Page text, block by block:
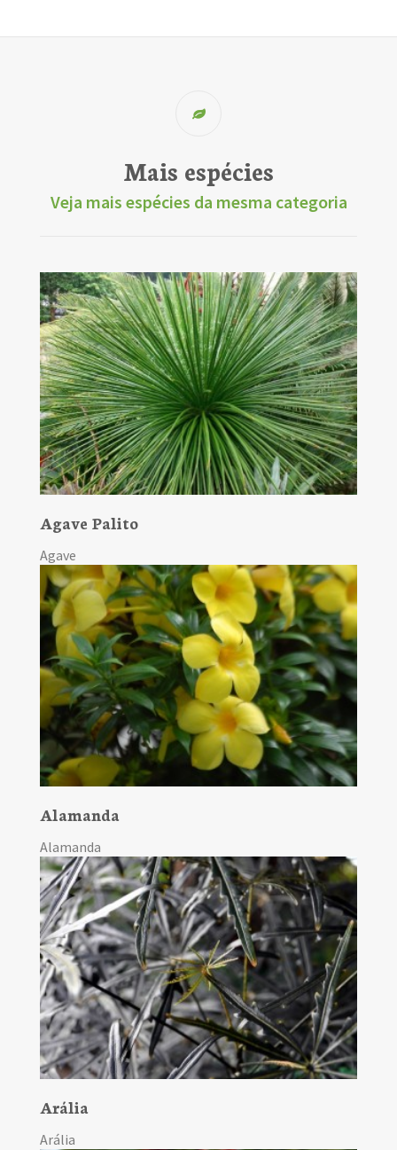
Mais espécies
Veja mais espécies da mesma categoria
Agave Palito
Agave
Alamanda
Alamanda
Arália
Arália